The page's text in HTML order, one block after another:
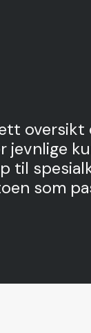
oversikt
jevnlige
til
som